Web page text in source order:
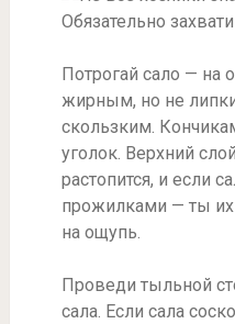
Потрогай сало —
жирным, но не
скользким.
уголок. Верхний
растопится, и если
прожилками — ты их
на ощупь.
Проведи тыльной
сала. Если сала